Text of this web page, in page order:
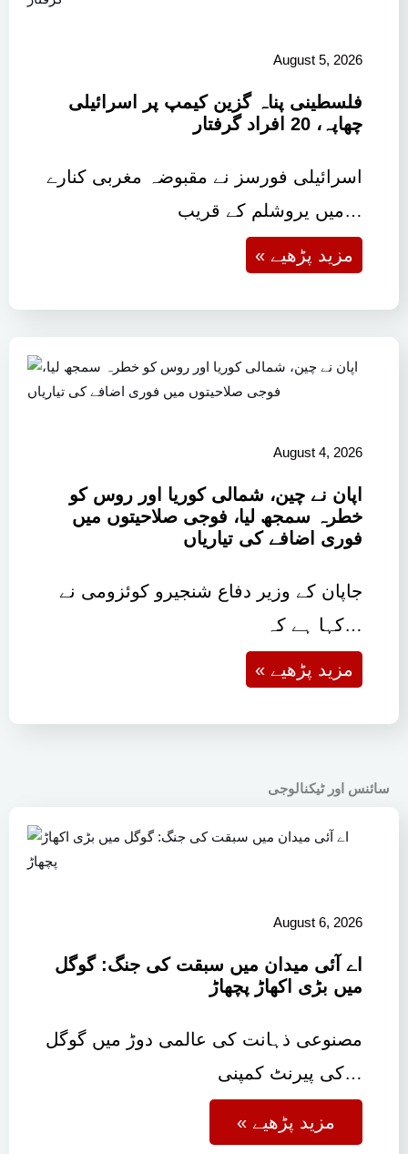
August 5, 2026
فلسطینی پناہ گزین کیمپ پر اسرائیلی
چھاپہ، 20 افراد گرفتار
اسرائیلی فورسز نے مقبوضہ مغربی کنارے
میں یروشلم کے قریب…
« مزید پڑھیے
August 4, 2026
اپان نے چین، شمالی کوریا اور روس کو
خطرہ سمجھ لیا، فوجی صلاحیتوں میں
فوری اضافے کی تیاریاں
جاپان کے وزیر دفاع شنجیرو کوئزومی نے
کہا ہے کہ…
« مزید پڑھیے
سائنس اور ٹیکنالوجی
August 6, 2026
اے آئی میدان میں سبقت کی جنگ: گوگل
میں بڑی اکھاڑ پچھاڑ
مصنوعی ذہانت کی عالمی دوڑ میں گوگل
کی پیرنٹ کمپنی…
« مزید پڑھیے